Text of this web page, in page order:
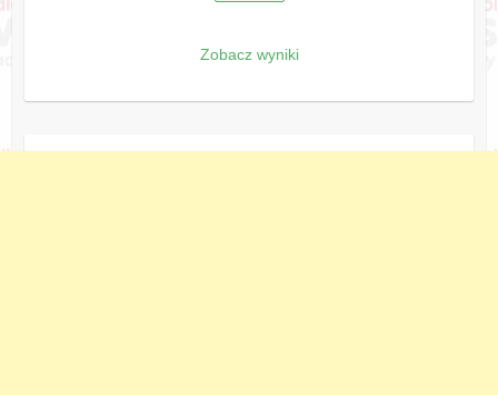
Zobacz wyniki